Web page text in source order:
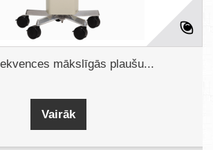
mākslīgās plaušu...
Vairāk